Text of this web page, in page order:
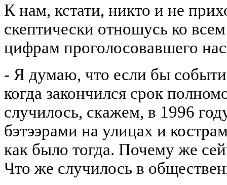
К нам, кстати, никто и не
скептически отношусь ко
цифрам проголосовавшего
- Я думаю, что если бы
когда закончился срок
случилось, скажем, в 1996
бэтээрами на улицах и
как было тогда. Почему же
Что же случилось в